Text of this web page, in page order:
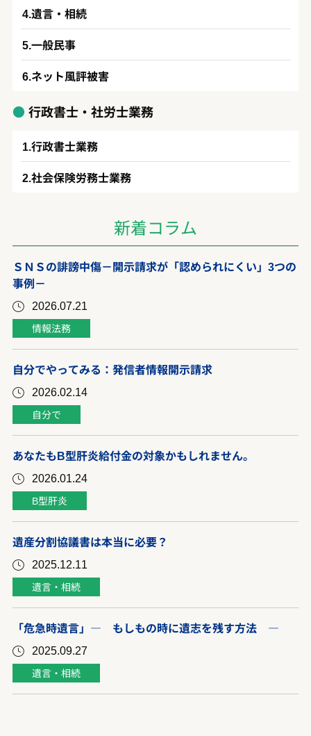
遺言・相続
一般民事
ネット風評被害
行政書士・社労士業務
行政書士業務
社会保険労務士業務
新着コラム
ＳＮＳの誹謗中傷－開示請求が「認められにくい」3つの
事例－
2026.07.21
情報法務
自分でやってみる：発信者情報開示請求
2026.02.14
自分で
あなたもB型肝炎給付金の対象かもしれません。
2026.01.24
B型肝炎
遺産分割協議書は本当に必要？
2025.12.11
遺言・相続
「危急時遺言」― もしもの時に遺志を残す方法 ―
2025.09.27
遺言・相続